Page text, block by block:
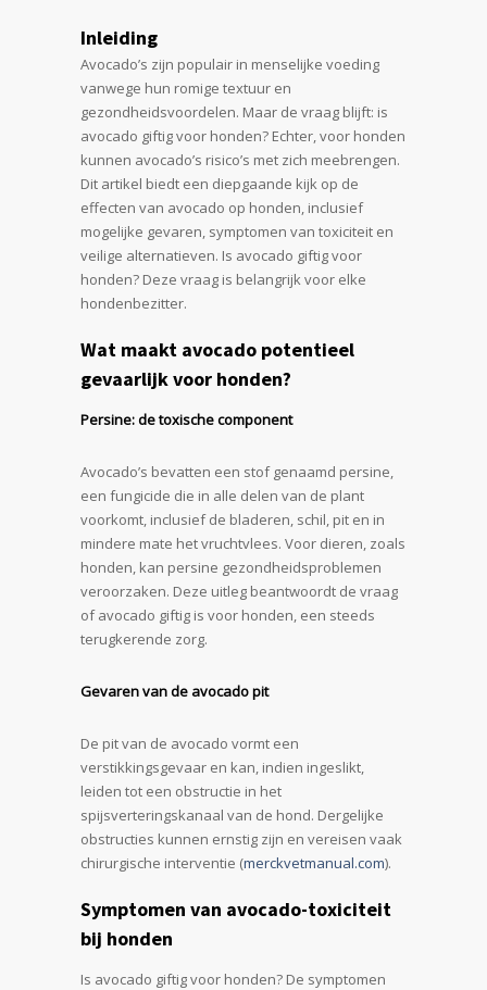
Inleiding
Avocado’s zijn populair in menselijke voeding
vanwege hun romige textuur en
gezondheidsvoordelen. Maar de vraag blijft: is
avocado giftig voor honden? Echter, voor honden
kunnen avocado’s risico’s met zich meebrengen.
Dit artikel biedt een diepgaande kijk op de
effecten van avocado op honden, inclusief
mogelijke gevaren, symptomen van toxiciteit en
veilige alternatieven. Is avocado giftig voor
honden? Deze vraag is belangrijk voor elke
hondenbezitter.
Wat maakt avocado potentieel
gevaarlijk voor honden?
Persine: de toxische component
Avocado’s bevatten een stof genaamd persine,
een fungicide die in alle delen van de plant
voorkomt, inclusief de bladeren, schil, pit en in
mindere mate het vruchtvlees. Voor dieren, zoals
honden, kan persine gezondheidsproblemen
veroorzaken. Deze uitleg beantwoordt de vraag
of avocado giftig is voor honden, een steeds
terugkerende zorg.
Gevaren van de avocado pit
De pit van de avocado vormt een
verstikkingsgevaar en kan, indien ingeslikt,
leiden tot een obstructie in het
spijsverteringskanaal van de hond. Dergelijke
obstructies kunnen ernstig zijn en vereisen vaak
chirurgische interventie (merckvetmanual.com).
Symptomen van avocado-toxiciteit
bij honden
Is avocado giftig voor honden? De symptomen